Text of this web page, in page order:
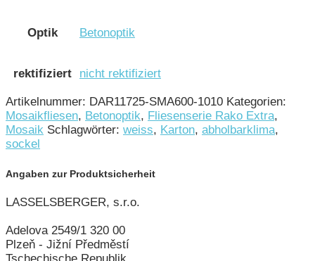
Optik Betonoptik
rektifiziert nicht rektifiziert
Artikelnummer: DAR11725-SMA600-1010 Kategorien:
Mosaikfliesen, Betonoptik, Fliesenserie Rako Extra,
Mosaik Schlagwörter: weiss, Karton, abholbarklima,
sockel
Angaben zur Produktsicherheit
LASSELSBERGER, s.r.o.
Adelova 2549/1 320 00
Plzeň - Jižní Předměstí